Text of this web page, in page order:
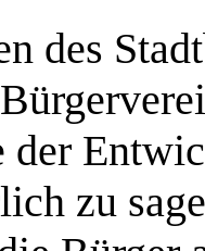
des
der
zu